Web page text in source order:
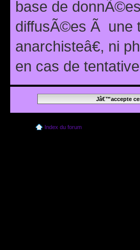
base de
diffusÃ©es Ã une
anarchisteâ€, ni
en cas de
Index du forum